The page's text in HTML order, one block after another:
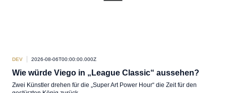
DEV 2026-08-06T00:00:00.000Z
Wie würde Viego in „League Classic“ aussehen?
Zwei Künstler drehen für die „Super Art Power Hour“ die Zeit für den